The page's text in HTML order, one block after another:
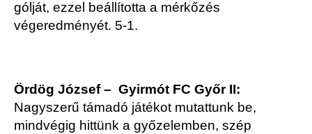
gólját, ezzel beállította a mérkőzés
végeredményét. 5-1.
Ördög József – Gyirmót FC Győr II:
Nagyszerű támadó játékot mutattunk be,
mindvégig hittünk a győzelemben, szép